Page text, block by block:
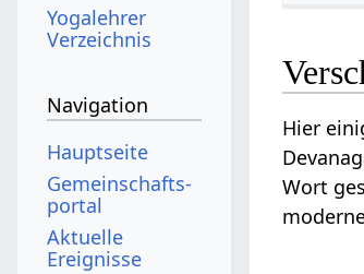
Hier
Wort
Yogalehrer
Verzeichnis
Navigation
Hauptseite
Gemeinschafts­
portal
Aktuelle
Ereignisse